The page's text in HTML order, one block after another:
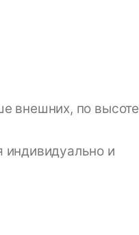
внешних, по высоте
индивидуально и